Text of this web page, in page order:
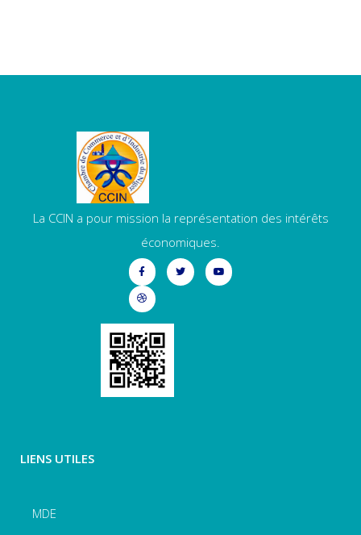
La CCIN a pour mission la représentation des intérêts
économiques.
LIENS UTILES
MDE